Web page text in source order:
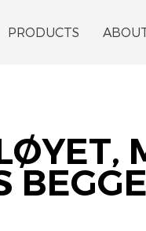
PRODUCTS